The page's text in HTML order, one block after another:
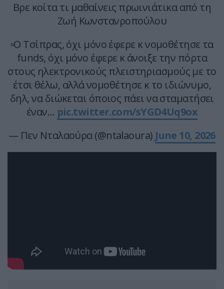
Βρε κοίτα τι μαθαίνεις πρωινιάτικα από τη
Ζωή Κωνστανροπούλου
▫️Ο Τσίπρας, όχι μόνο έφερε κ νομοθέτησε τα
funds, όχι μόνο έφερε κ άνοιξε την πόρτα
στους ηλεκτρονικούς πλειστηριασμούς με το
έτσι θέλω, αλλά νομοθέτησε κ το ιδιώνυμο,
δηλ, να διώκεται όποιος πάει να σταματήσει
έναν… pic.twitter.com/sYGD4Uq9ox
— Πεν Νταλαούρα (@ntalaoura) June 10, 2026